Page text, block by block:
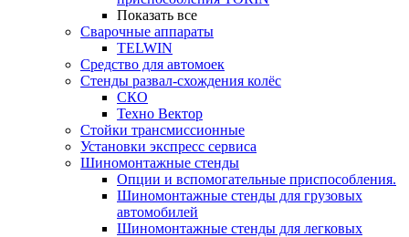
Показать все
Сварочные аппараты
TELWIN
Средство для автомоек
Стенды развал-схождения колёс
СКО
Техно Вектор
Стойки трансмиссионные
Установки экспресс сервиса
Шиномонтажные стенды
Опции и вспомогательные приспособления.
Шиномонтажные стенды для грузовых
автомобилей
Шиномонтажные стенды для легковых